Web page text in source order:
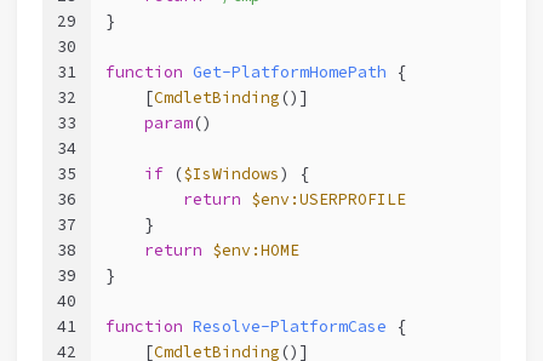
29
30
31
32
33
34
35
36
37
38
39
40
41
42
}
function Get-PlatformHomePath {
[CmdletBinding ()]
param()
if ($IsWindows) {
return $env:USERPROFILE
    }
return $env:HOME
}
function Resolve-PlatformCase {
[CmdletBinding ()]